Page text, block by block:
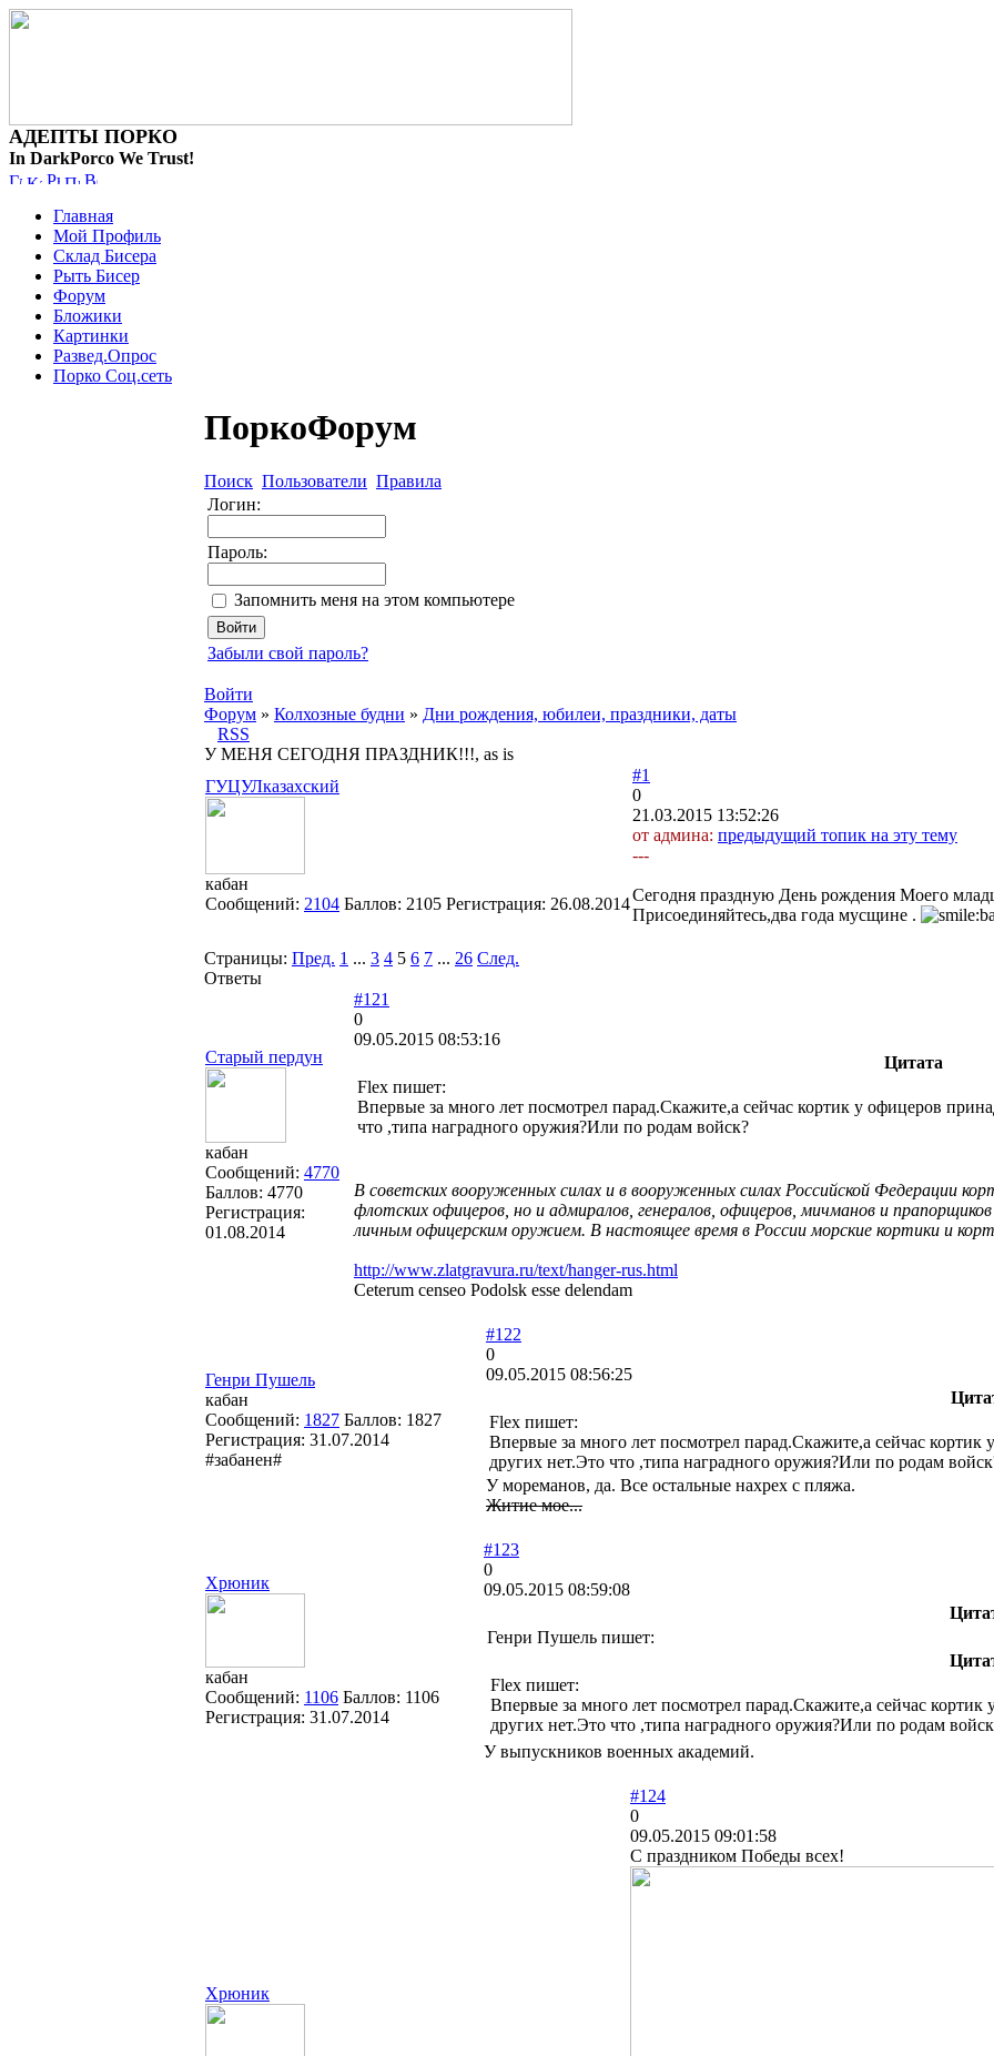
АДЕПТЫ ПОРКО
In DarkPorco We Trust!
Главная
Мой Профиль
Склад Бисера
Рыть Бисер
Форум
Бложики
Картинки
Развед.Опрос
Порко Соц.сеть
ПоркоФорум
Поиск Пользователи Правила
Логин:
Пароль:
Запомнить меня на этом компьютере
Забыли свой пароль?
Войти
Форум » Колхозные будни » Дни рождения, юбилеи, праздники, даты
RSS
У МЕНЯ СЕГОДНЯ ПРАЗДНИК!!!, as is
ГУЦУЛказахский
кабан
Сообщений: 2104 Баллов: 2105 Регистрация: 26.08.2014
#1
0
21.03.2015 13:52:26
от админа: предыдущий топик на эту тему
---
Сегодня праздную День рождения Моего
Присоединяйтесь,два года мусщине .
Страницы: Пред. 1 ... 3 4 5 6 7 ... 26 След.
Ответы
Старый пердун
кабан
Сообщений: 4770
Баллов: 4770
Регистрация:
01.08.2014
#121
0
09.05.2015 08:53:16
Цитата
Flex пишет:
Впервые за много лет посмотрел парад.Скажите,а сейчас кортик у офицеров
что ,типа наградного оружия?Или по родам войск?
В советских вооруженных силах и в вооруженных силах Российской Федерации
флотских офицеров, но и адмиралов, генералов, офицеров, мичманов и
личным офицерским оружием. В настоящее время в России морские кортики и
http://www.zlatgravura.ru/text/hanger-rus.html
Ceterum censeo Podolsk esse delendam
Генри Пушель
кабан
Сообщений: 1827 Баллов: 1827
Регистрация: 31.07.2014
#забанен#
#122
0
09.05.2015 08:56:25
Flex пишет:
Впервые за много лет посмотрел парад.Скажите,а сейчас
других нет.Это что ,типа наградного оружия?Или по родам
У мореманов, да. Все остальные нахрех с пляжа.
Житие мое...
Хрюник
кабан
Сообщений: 1106 Баллов: 1106
Регистрация: 31.07.2014
#123
0
09.05.2015 08:59:08
Генри Пушель пишет:
Flex пишет:
Впервые за много лет посмотрел парад.Скажите,а сейчас
других нет.Это что ,типа наградного оружия?Или по родам
У выпускников военных академий.
Хрюник
#124
0
09.05.2015 09:01:58
С праздником Победы всех!